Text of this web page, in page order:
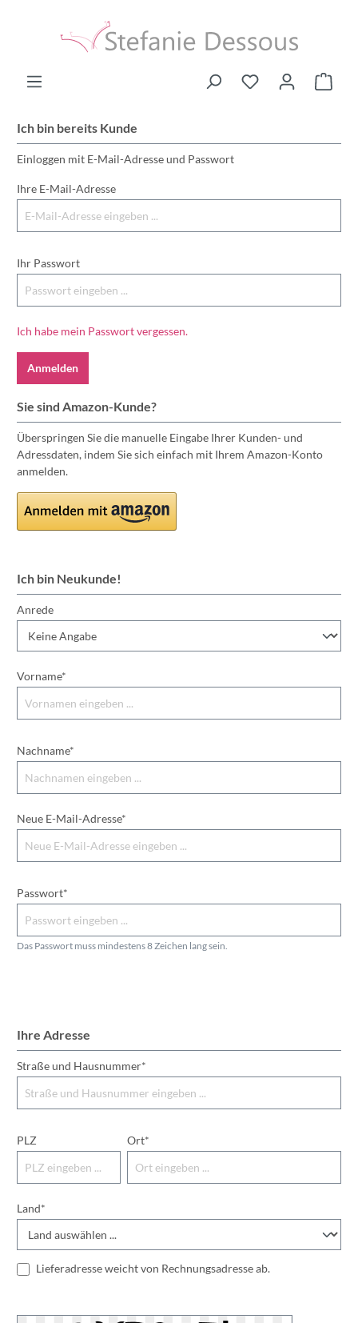
Ich bin bereits Kunde
Einloggen mit E-Mail-Adresse und Passwort
Ihre E-Mail-Adresse
Ihr Passwort
Ich habe mein Passwort vergessen.
Anmelden
Sie sind Amazon-Kunde?
Überspringen Sie die manuelle Eingabe Ihrer Kunden- und
Adressdaten, indem Sie sich einfach mit Ihrem Amazon-Konto
anmelden.
Ich bin Neukunde!
Anrede
Vorname*
Nachname*
Neue E-Mail-Adresse*
Passwort*
Das Passwort muss mindestens 8 Zeichen lang sein.
Ihre Adresse
Straße und Hausnummer*
PLZ Ort*
Land*
Lieferadresse weicht von Rechnungsadresse ab.